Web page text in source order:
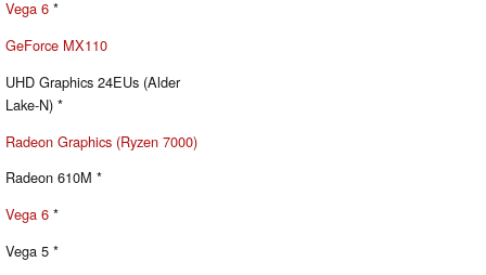
Vega 6 *
GeForce MX110
UHD Graphics 24EUs (Alder
Lake-N) *
Radeon Graphics (Ryzen 7000)
Radeon 610M *
Vega 6 *
Vega 5 *